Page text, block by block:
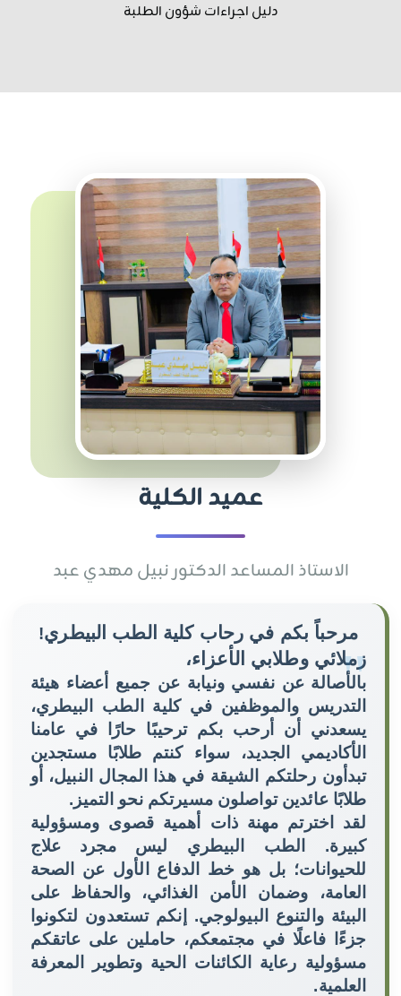
دليل اجراءات شؤون الطلبة
عميد الكلية
الاستاذ المساعد الدكتور نبيل مهدي عبد
مرحباً بكم في رحاب كلية الطب البيطري!
زملائي وطلابي الأعزاء،
بالأصالة عن نفسي ونيابة عن جميع أعضاء هيئة
التدريس والموظفين في كلية الطب البيطري،
يسعدني أن أرحب بكم ترحيبًا حارًا في عامنا
الأكاديمي الجديد، سواء كنتم طلابًا مستجدين
تبدأون رحلتكم الشيقة في هذا المجال النبيل، أو
طلابًا عائدين تواصلون مسيرتكم نحو التميز .
لقد اخترتم مهنة ذات أهمية قصوى ومسؤولية
كبيرة. الطب البيطري ليس مجرد علاج
للحيوانات؛ بل هو خط الدفاع الأول عن الصحة
العامة، وضمان الأمن الغذائي، والحفاظ على
البيئة والتنوع البيولوجي. إنكم تستعدون لتكونوا
جزءًا فاعلًا في مجتمعكم، حاملين على عاتقكم
مسؤولية رعاية الكائنات الحية وتطوير المعرفة
العلمية.